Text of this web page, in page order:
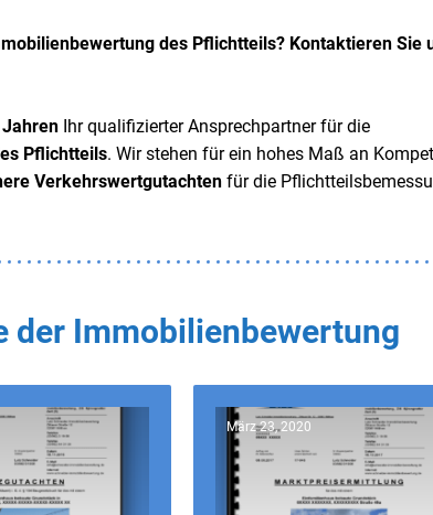
des Pflichtteils? Kontaktieren Sie
Ihr qualifizierter Ansprechpartner für die
Pflichtteils. Wir stehen für ein hohes Maß an
Verkehrswertgutachten für die
der Immobilienbewertung
März 23, 2020